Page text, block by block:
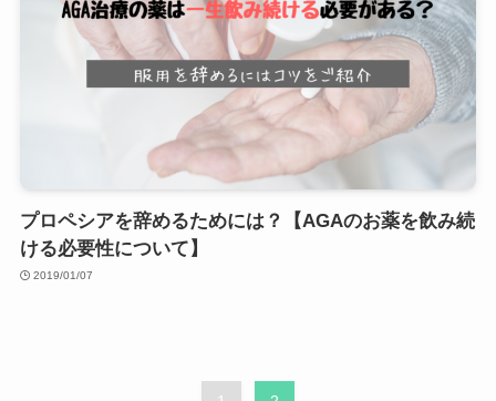
プロペシアを辞めるためには？【AGAのお薬を飲み続
ける必要性について】
2019/01/07